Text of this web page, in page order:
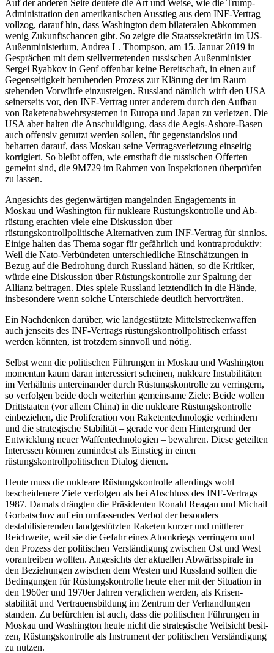
Auf der anderen Seite deutete die Art und Weise, wie die Trump-
Administration den amerikanischen Ausstieg aus dem INF-Vertrag
vollzog, darauf hin, dass Washington dem bilateralen Abkommen
wenig Zu­kunfts­chancen gibt. So zeigte die Staats­sekretärin im US-
Außenministerium, Andrea L. Thompson, am 15. Januar 2019 in
Gesprächen mit dem stellvertretenden russischen Außenminister
Sergei Ryabkov in Genf offenbar keine Bereitschaft, in einen auf
Gegenseitigkeit beruhenden Prozess zur Klärung der im Raum
stehenden Vorwürfe einzusteigen. Russland nämlich wirft den USA
seinerseits vor, den INF-Vertrag unter anderem durch den Aufbau
von Raketenabwehrsystemen in Europa und Japan zu verletzen. Die
USA aber halten die Anschul­digung, dass die Aegis-Ashore-Basen
auch offensiv genutzt werden sollen, für gegen­standslos und
beharren darauf, dass Mos­kau seine Vertragsverletzung einseitig
kor­rigiert. So bleibt offen, wie ernsthaft die russischen Offerten
gemeint sind, die 9M729 im Rahmen von Inspektionen über­prüfen
zu lassen.
Angesichts des gegenwärtigen mangelnden Engagements in
Moskau und Washington für nukleare Rüstungskontrolle und Ab­
rüstung erachten viele eine Diskussion über
rüstungskontrollpolitische Alternativen zum INF-Vertrag für sinnlos.
Einige halten das Thema sogar für gefährlich und kontra­produktiv:
Weil die Nato-Verbündeten unterschiedliche Einschätzungen in
Bezug auf die Bedrohung durch Russland hätten, so die Kritiker,
würde eine Diskussion über Rüstungs­kontrolle zur Spaltung der
Allianz beitra­gen. Dies spiele Russland letztendlich in die Hände,
insbesondere wenn solche Unterschiede deutlich hervorträten.
Ein Nachdenken darüber, wie landgestütz­te Mittelstreckenwaffen
auch jenseits des INF-Vertrags rüstungskontrollpolitisch er­fasst
werden könnten, ist trotzdem sinn­voll und nötig.
Selbst wenn die politischen Führungen in Moskau und Washington
momentan kaum daran interessiert scheinen, nukleare Instabilitäten
im Verhältnis untereinander durch Rüstungskontrolle zu verringern,
so verfolgen beide doch weiterhin gemein­same Ziele: Beide wollen
Drittstaaten (vor allem China) in die nukleare Rüstungs­kontrolle
einbeziehen, die Proliferation von Raketentechnologie verhindern
und die strategische Stabilität – gerade vor dem Hintergrund der
Entwicklung neuer Waffen­technologien – bewahren. Diese geteilten
Interessen können zumindest als Einstieg in einen
rüstungskontrollpolitischen Dialog dienen.
Heute muss die nukleare Rüstungs­kontrolle allerdings wohl
bescheidenere Ziele verfolgen als bei Abschluss des INF-Vertrags
1987. Damals drängten die Präsi­denten Ronald Reagan und Michail
Gorba­tschov auf ein umfassendes Verbot der be­sonders
destabilisierenden landgestützten Raketen kurzer und mittlerer
Reichweite, weil sie die Gefahr eines Atomkriegs verrin­gern und
den Prozess der politischen Ver­stän­digung zwischen Ost und West
voran­treiben wollten. Angesichts der aktuellen Abwärts­spirale in
den Beziehungen zwi­schen dem Westen und Russland sollten die
Bedingungen für Rüstungskontrolle heute eher mit der Situa­tion in
den 1960er und 1970er Jahren verglichen werden, als Kri­sen­
stabilität und Vertrauensbildung im Zentrum der Verhandlungen
standen. Zu befürchten ist auch, dass die politischen Führungen in
Moskau und Washington heute nicht die strategische Weitsicht besit­
zen, Rüstungskontrolle als Instrument der politischen Verständigung
zu nutzen.